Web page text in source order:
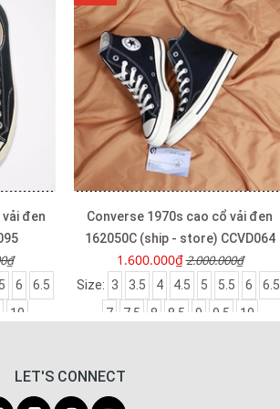
đen
6
6.5
10
Converse 1970s cao cổ vải đen
162050C (ship - store) CCVD064
1.600.000₫2.000.000₫
Size: 3 3.5 4 4.5 5 5.5 6
6.5
7
7.5 8 8.5 9 9.5 10
LET'S CONNECT